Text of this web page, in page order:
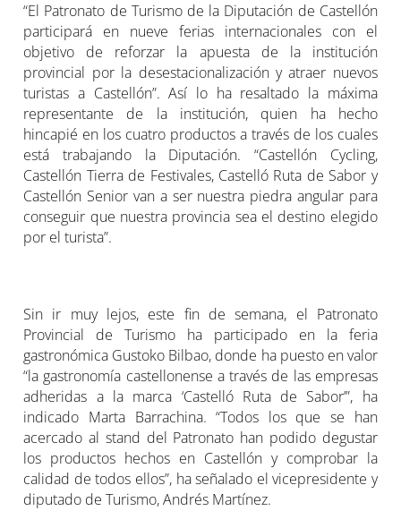
“El Patronato de Turismo de la Diputación de Castellón
participará en nueve ferias internacionales con el
objetivo de reforzar la apuesta de la institución
provincial por la desestacionalización y atraer nuevos
turistas a Castellón”. Así lo ha resaltado la máxima
representante de la institución, quien ha hecho
hincapié en los cuatro productos a través de los cuales
está trabajando la Diputación. “Castellón Cycling,
Castellón Tierra de Festivales, Castelló Ruta de Sabor y
Castellón Senior van a ser nuestra piedra angular para
conseguir que nuestra provincia sea el destino elegido
por el turista”.
Sin ir muy lejos, este fin de semana, el Patronato
Provincial de Turismo ha participado en la feria
gastronómica Gustoko Bilbao, donde ha puesto en valor
“la gastronomía castellonense a través de las empresas
adheridas a la marca ‘Castelló Ruta de Sabor’”, ha
indicado Marta Barrachina. “Todos los que se han
acercado al stand del Patronato han podido degustar
los productos hechos en Castellón y comprobar la
calidad de todos ellos”, ha señalado el vicepresidente y
diputado de Turismo, Andrés Martínez.